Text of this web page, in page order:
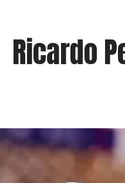
Ricardo